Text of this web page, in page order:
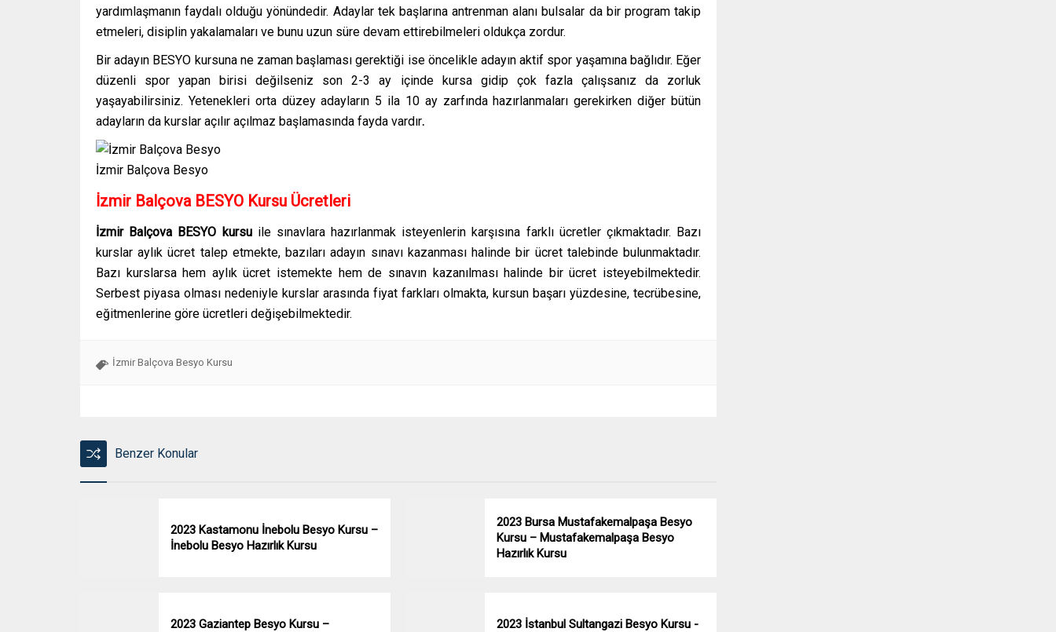
yardımlaşmanın faydalı olduğu yönündedir. Adaylar tek başlarına antrenman alanı bulsalar da bir program takip
etmeleri, disiplin yakalamaları ve bunu uzun süre devam ettirebilmeleri oldukça zordur.
Bir adayın BESYO kursuna ne zaman başlaması gerektiği ise öncelikle adayın aktif spor yaşamına bağlıdır. Eğer
düzenli spor yapan birisi değilseniz son 2-3 ay içinde kursa gidip çok fazla çalışsanız da zorluk
yaşayabilirsiniz. Yetenekleri orta düzey adayların 5 ila 10 ay zarfında hazırlanmaları gerekirken diğer bütün
adayların da kurslar açılır açılmaz başlamasında fayda vardır.
İzmir Balçova Besyo
İzmir Balçova BESYO Kursu Ücretleri
İzmir Balçova BESYO kursu ile sınavlara hazırlanmak isteyenlerin karşısına farklı ücretler çıkmaktadır. Bazı
kurslar aylık ücret talep etmekte, bazıları adayın sınavı kazanması halinde bir ücret talebinde bulunmaktadır.
Bazı kurslarsa hem aylık ücret istemekte hem de sınavın kazanılması halinde bir ücret isteyebilmektedir.
Serbest piyasa olması nedeniyle kurslar arasında fiyat farkları olmakta, kursun başarı yüzdesine, tecrübesine,
eğitmenlerine göre ücretleri değişebilmektedir.
İzmir Balçova Besyo Kursu
Benzer Konular
2023 Kastamonu İnebolu Besyo Kursu –
İnebolu Besyo Hazırlık Kursu
2023 Bursa Mustafakemalpaşa Besyo
Kursu – Mustafakemalpaşa Besyo
Hazırlık Kursu
2023 Gaziantep Besyo Kursu – 2023 İstanbul Sultangazi Besyo Kursu -